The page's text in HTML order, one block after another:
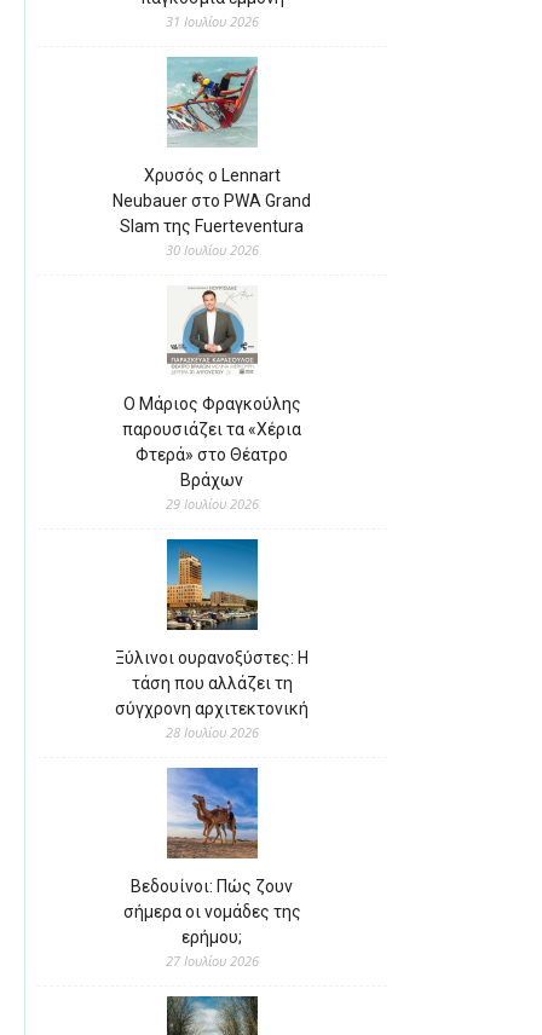
31 Ιουλίου 2026
Χρυσός ο Lennart
Neubauer στο PWA Grand
Slam της Fuerteventura
30 Ιουλίου 2026
Ο Μάριος Φραγκούλης
παρουσιάζει τα «Χέρια
Φτερά» στο Θέατρο
Βράχων
29 Ιουλίου 2026
Ξύλινοι ουρανοξύστες: Η
τάση που αλλάζει τη
σύγχρονη αρχιτεκτονική
28 Ιουλίου 2026
Βεδουίνοι: Πώς ζουν
σήμερα οι νομάδες της
ερήμου;
27 Ιουλίου 2026